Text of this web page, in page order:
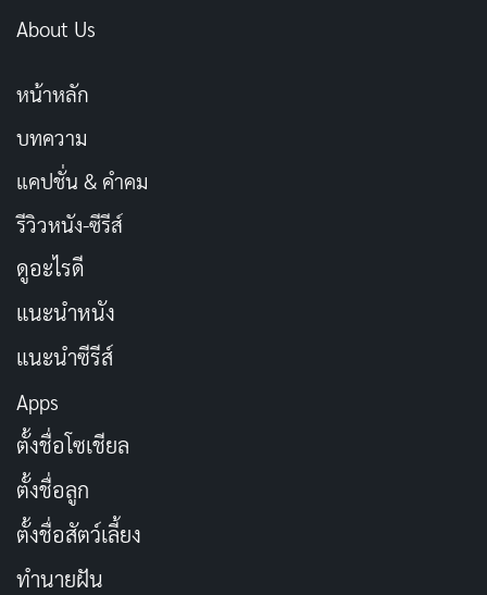
บนหน้าจอโปรไฟล์ ใต้ชื่อของคุณ ให้แตะที่สัญลักษณ์จุด
โปรไฟล์”
About Us
หน้าหลัก
บทความ
แคปชั่น & คำคม
รีวิวหนัง-ซีรีส์
ดูอะไรดี
แนะนำหนัง
แนะนำซีรีส์
Apps
ตั้งชื่อโซเชียล
ตั้งชื่อลูก
ตั้งชื่อสัตว์เลี้ยง
ทำนายฝัน